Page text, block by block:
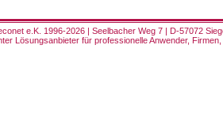
e.K. 1996-2026 | Seelbacher Weg 7 | D-57072
Lösungsanbieter für professionelle Anwender,